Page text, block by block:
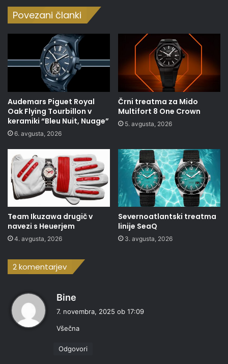
Povezani članki
Audemars Piguet Royal
Oak Flying Tourbillon v
keramiki “Bleu Nuit, Nuage”
6. avgusta, 2026
Črni treatma za Mido
Multifort 8 One Crown
5. avgusta, 2026
Team Ikuzawa drugič v
navezi s Heuerjem
4. avgusta, 2026
Severnoatlantski treatma
linije SeaQ
3. avgusta, 2026
2 komentarjev
Bine
v
:
7. novembra, 2025 ob 17:09
Všečna
Odgovori